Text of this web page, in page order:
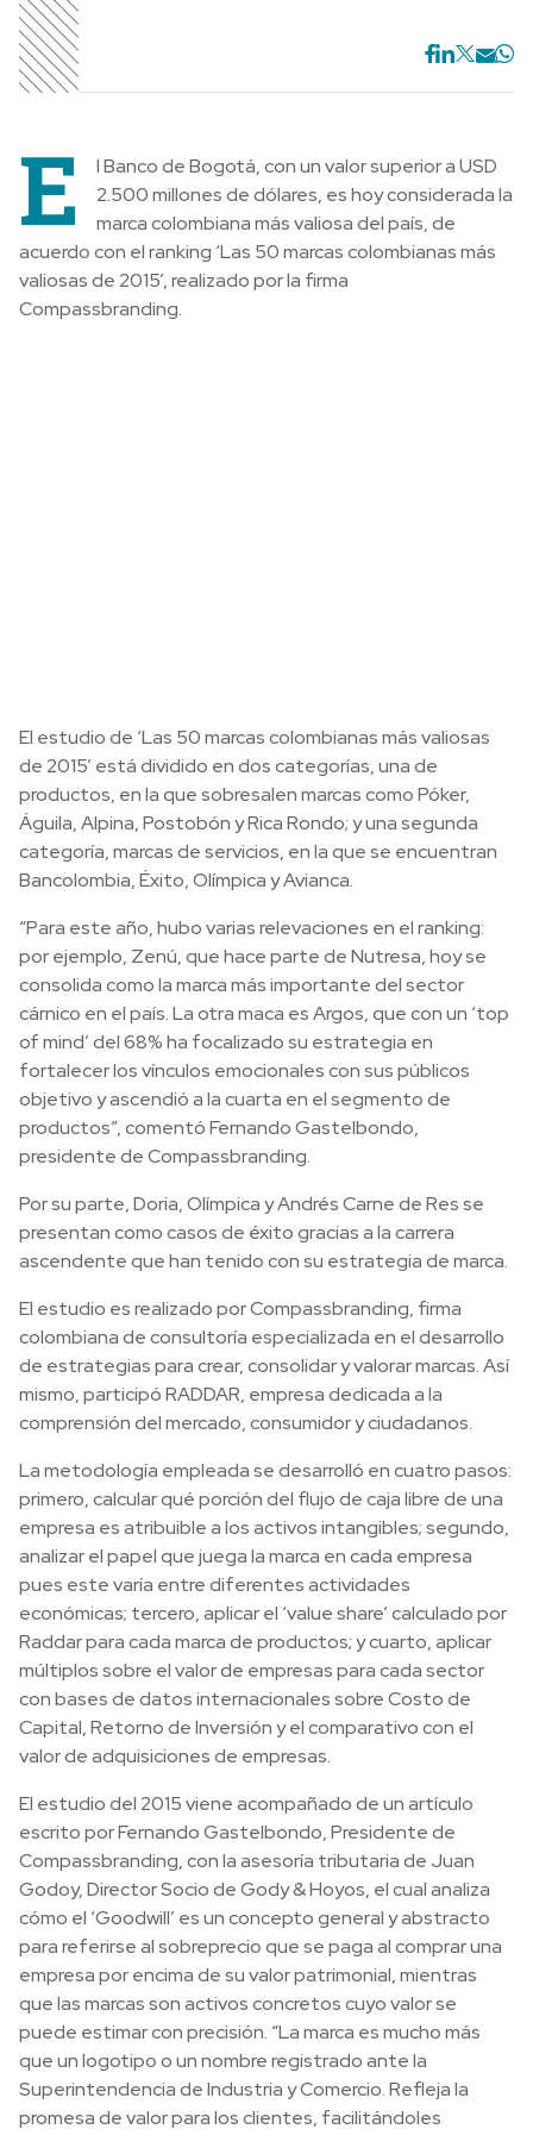
E
l Banco de Bogotá, con un valor superior a USD
2.500 millones de dólares, es hoy considerada la
marca colombiana más valiosa del país, de
acuerdo con el ranking ‘Las 50 marcas colombianas más
valiosas de 2015’, realizado por la firma
Compassbranding.
El estudio de ‘Las 50 marcas colombianas más valiosas
de 2015’ está dividido en dos categorías, una de
productos, en la que sobresalen marcas como Póker,
Águila, Alpina, Postobón y Rica Rondo; y una segunda
categoría, marcas de servicios, en la que se encuentran
Bancolombia, Éxito, Olímpica y Avianca.
“Para este año, hubo varias relevaciones en el ranking:
por ejemplo, Zenú, que hace parte de Nutresa, hoy se
consolida como la marca más importante del sector
cárnico en el país. La otra maca es Argos, que con un ‘top
of mind’ del 68% ha focalizado su estrategia en
fortalecer los vínculos emocionales con sus públicos
objetivo y ascendió a la cuarta en el segmento de
productos”, comentó Fernando Gastelbondo,
presidente de Compassbranding.
Por su parte, Doria, Olímpica y Andrés Carne de Res se
presentan como casos de éxito gracias a la carrera
ascendente que han tenido con su estrategia de marca.
El estudio es realizado por Compassbranding, firma
colombiana de consultoría especializada en el desarrollo
de estrategias para crear, consolidar y valorar marcas. Así
mismo, participó RADDAR, empresa dedicada a la
comprensión del mercado, consumidor y ciudadanos.
La metodología empleada se desarrolló en cuatro pasos:
primero, calcular qué porción del flujo de caja libre de una
empresa es atribuible a los activos intangibles; segundo,
analizar el papel que juega la marca en cada empresa
pues este varía entre diferentes actividades
económicas; tercero, aplicar el ‘value share’ calculado por
Raddar para cada marca de productos; y cuarto, aplicar
múltiplos sobre el valor de empresas para cada sector
con bases de datos internacionales sobre Costo de
Capital, Retorno de Inversión y el comparativo con el
valor de adquisiciones de empresas.
El estudio del 2015 viene acompañado de un artículo
escrito por Fernando Gastelbondo, Presidente de
Compassbranding, con la asesoría tributaria de Juan
Godoy, Director Socio de Gody & Hoyos, el cual analiza
cómo el ‘Goodwill’ es un concepto general y abstracto
para referirse al sobreprecio que se paga al comprar una
empresa por encima de su valor patrimonial, mientras
que las marcas son activos concretos cuyo valor se
puede estimar con precisión. “La marca es mucho más
que un logotipo o un nombre registrado ante la
Superintendencia de Industria y Comercio. Refleja la
promesa de valor para los clientes, facilitándoles